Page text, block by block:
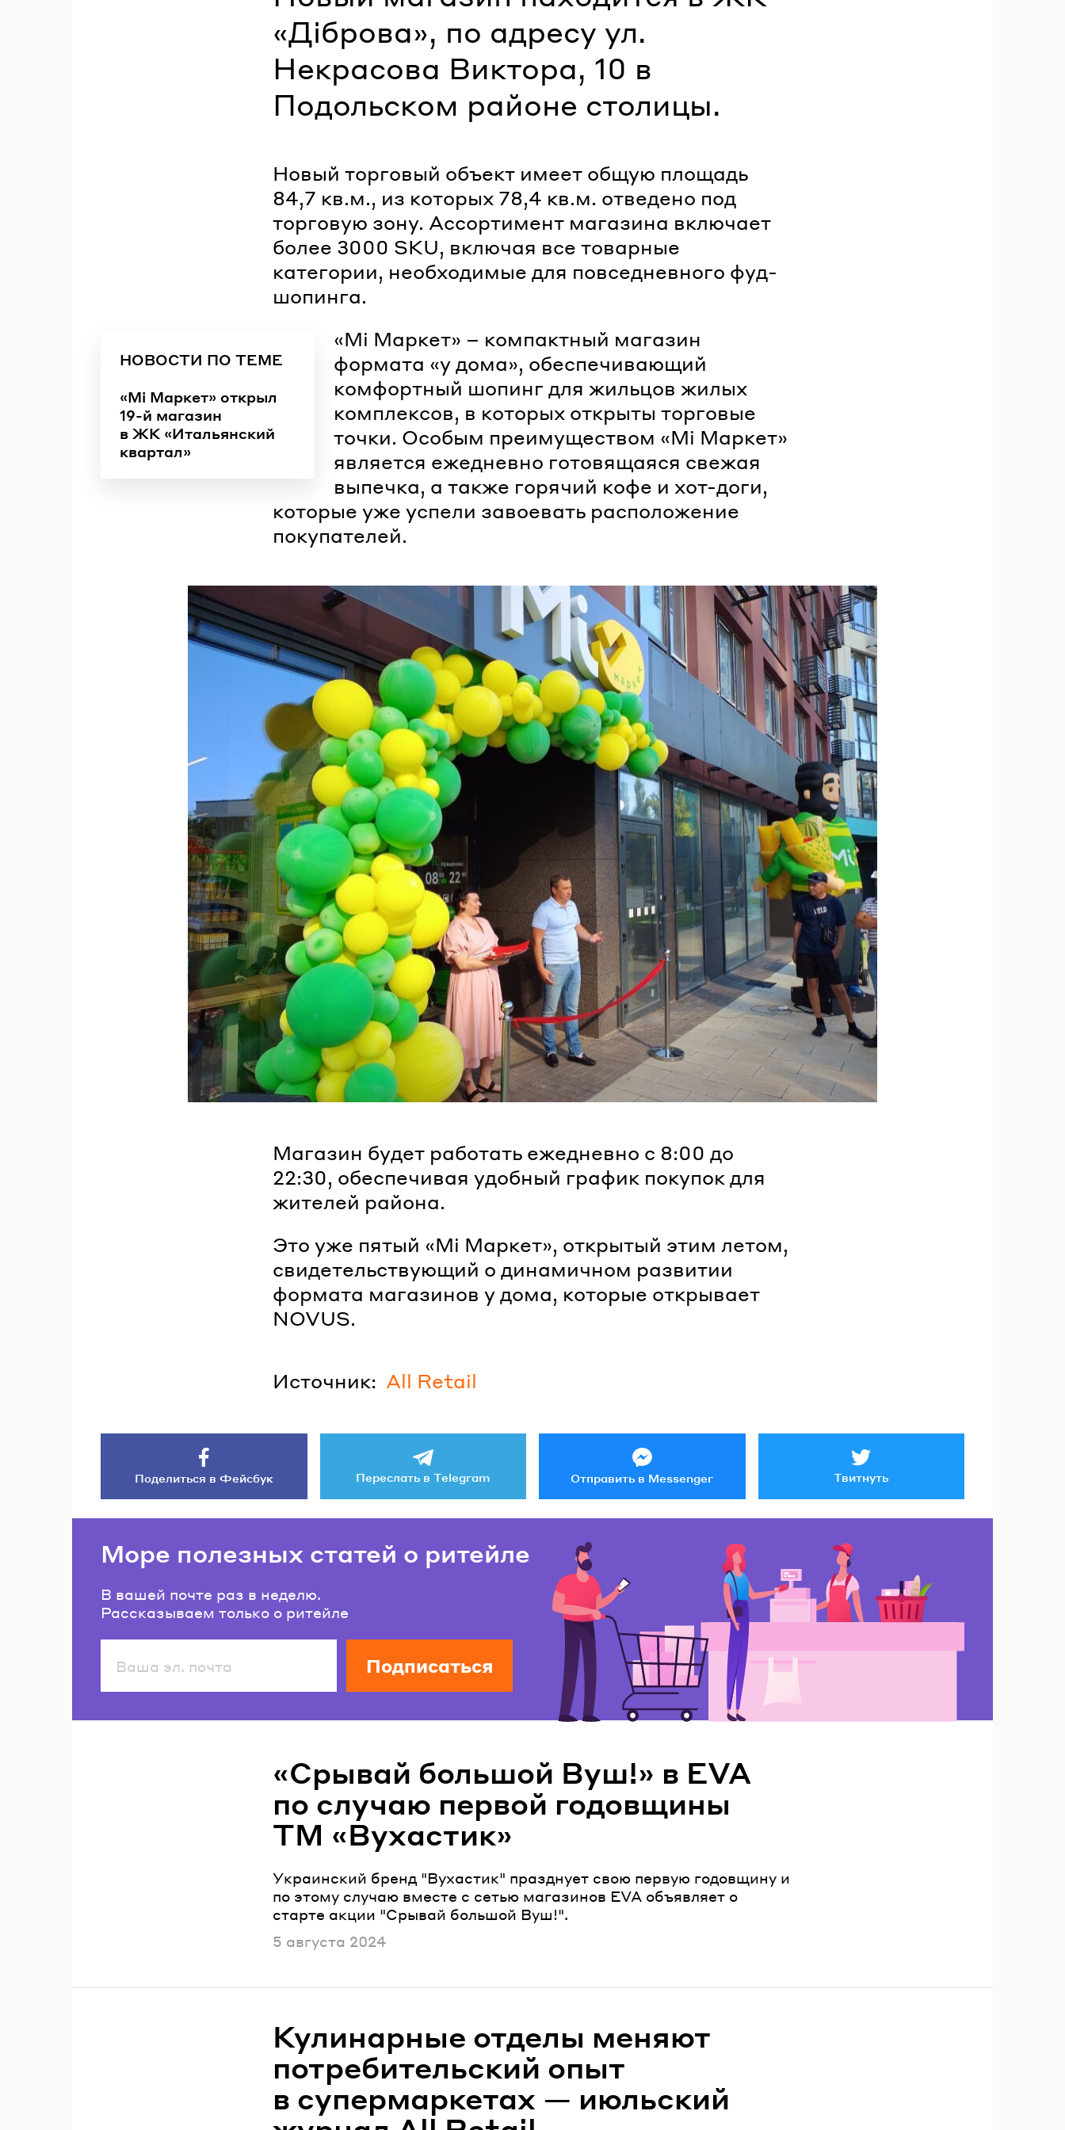
«Діброва», по адресу ул.
Некрасова Виктора, 10 в
Подольском районе столицы.
Новый торговый объект имеет общую площадь
84,7 кв.м., из которых 78,4 кв.м. отведено под
торговую зону. Ассортимент магазина включает
более 3000 SKU, включая все товарные
категории, необходимые для повседневного фуд-
шопинга.
НОВОСТИ ПО ТЕМЕ
«Мі Маркет» открыл
19-й магазин
в ЖК «Итальянский
квартал»
«Мі Маркет» – компактный магазин
формата «у дома», обеспечивающий
комфортный шопинг для жильцов жилых
комплексов, в которых открыты торговые
точки. Особым преимуществом «Мі Маркет»
является ежедневно готовящаяся свежая
выпечка, а также горячий кофе и хот-доги,
которые уже успели завоевать расположение
покупателей.
Магазин будет работать ежедневно с 8:00 до
22:30, обеспечивая удобный график покупок для
жителей района.
Это уже пятый «Мі Маркет», открытый этим летом,
свидетельствующий о динамичном развитии
формата магазинов у дома, которые открывает
NOVUS.
Источник: All Retail
Поделиться в Фейсбук Переслать в Telegram Отправить в Messenger Твитнуть
Море полезных статей о ритейле
В вашей почте раз в неделю.
Рассказываем только о ритейле
Подписаться
«Срывай большой Вуш!» в EVA
по случаю первой годовщины
ТМ «Вухастик»
Украинский бренд "Вухастик" празднует свою первую годовщину и
по этому случаю вместе с сетью магазинов EVA объявляет о
старте акции "Срывай большой Вуш!".
Опубликовано
5 августа 2024
Кулинарные отделы меняют
потребительский опыт
в супермаркетах — июльский